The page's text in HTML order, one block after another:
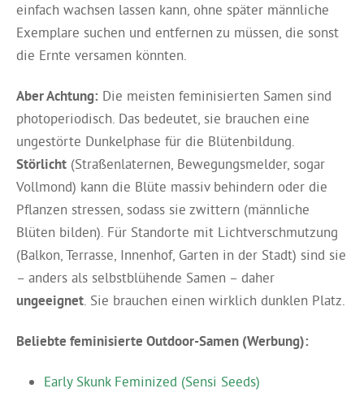
einfach wachsen lassen kann, ohne später männliche
Exemplare suchen und entfernen zu müssen, die sonst
die Ernte versamen könnten.
Aber Achtung: Die meisten feminisierten Samen sind
photoperiodisch. Das bedeutet, sie brauchen eine
ungestörte Dunkelphase für die Blütenbildung.
Störlicht (Straßenlaternen, Bewegungsmelder, sogar
Vollmond) kann die Blüte massiv behindern oder die
Pflanzen stressen, sodass sie zwittern (männliche
Blüten bilden). Für Standorte mit Lichtverschmutzung
(Balkon, Terrasse, Innenhof, Garten in der Stadt) sind sie
– anders als selbstblühende Samen – daher
ungeeignet. Sie brauchen einen wirklich dunklen Platz.
Beliebte feminisierte Outdoor-Samen (Werbung):
Early Skunk Feminized (Sensi Seeds)